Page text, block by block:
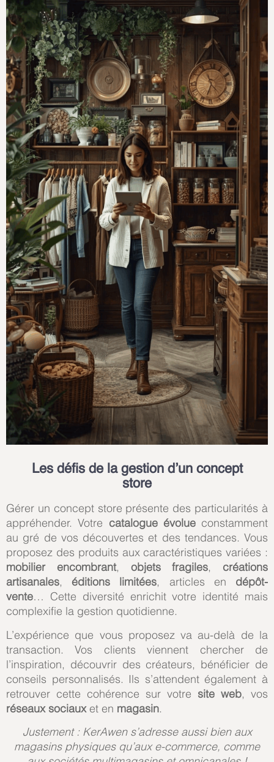
Les défis de la gestion d’un concept
store
Gérer un concept store présente des particularités à
appréhender. Votre catalogue évolueconstamment
au gré de vos découvertes et des tendances. Vous
proposez des produits aux caractéristiques variées :
mobilier encombrant, objets fragiles, créations
artisanales, éditions limitées, articles en dépôt-
vente… Cette diversité enrichit votre identité mais
complexifie la gestion quotidienne.
L’expérience que vous proposez va au-delà de la
transaction. Vos clients viennent chercher de
l’inspiration, découvrir des créateurs, bénéficier de
conseils personnalisés. Ils s’attendent également à
retrouver cette cohérence sur votre site web, vos
réseaux sociauxet en magasin.
Justement : KerAwen s’adresse aussi bien aux
magasins physiques qu’aux e-commerce, comme